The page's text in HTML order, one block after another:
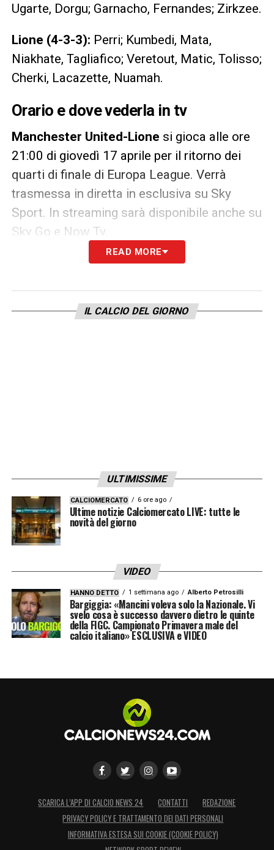
Ugarte, Dorgu; Garnacho, Fernandes; Zirkzee.
Lione (4-3-3): Perri; Kumbedi, Mata,
Niakhate, Tagliafico; Veretout, Matic, Tolisso;
Cherki, Lacazette, Nuamah.
Orario e dove vederla in tv
Manchester United-Lione si gioca alle ore
21:00 di giovedì 17 aprile per il ritorno dei
quarti di finale di Europa League. Verrà
trasmessa in diretta in esclusiva su Sky
Sport. In streaming sarà disponibile anche su
Sky Go e Now Tv.
READ MORE
IL CALCIO DEL GIORNO
ULTIMISSIME
CALCIOMERCATO 6 ore ago
Ultime notizie Calciomercato LIVE: tutte le
novità del giorno
VIDEO
HANNO DETTO 1 settimana ago Alberto Petrosilli
Bargiggia: «Mancini voleva solo la Nazionale. Vi
svelo cosa è successo davvero dietro le quinte
della FIGC. Campionato Primavera male del
calcio italiano» ESCLUSIVA e VIDEO
SCARICA L’APP DI CALCIO NEWS 24 CONTATTI
REDAZIONE
PRIVACY POLICY E TRATTAMENTO DEI DATI PERSONALI
INFORMATIVA ESTESA SUI COOKIE (COOKIE POLICY)